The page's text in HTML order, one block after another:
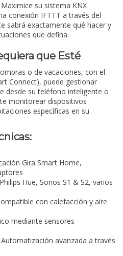
Maximice su sistema KNX
conexión IFTTT a través del
sabrá exactamente qué hacer y
que defina.
que Esté
o de vacaciones, con el
Connect), puede gestionar
desde su teléfono inteligente o
monitorear dispositivos
específicas en su
Gira Smart Home,
Philips Hue, Sonos S1 & S2, varios
con calefacción y aire
mediante sensores
Automatización avanzada a través